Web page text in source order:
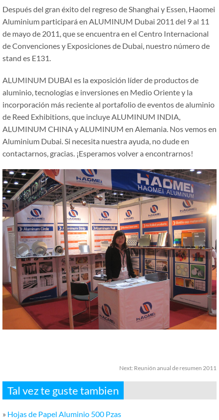
Después del gran éxito del regreso de Shanghai y Essen, Haomei
Aluminium participará en ALUMINUM Dubai 2011 del 9 al 11
de mayo de 2011, que se encuentra en el Centro Internacional
de Convenciones y Exposiciones de Dubai, nuestro número de
stand es E131.
ALUMINUM DUBAI es la exposición líder de productos de
aluminio, tecnologías e inversiones en Medio Oriente y la
incorporación más reciente al portafolio de eventos de aluminio
de Reed Exhibitions, que incluye ALUMINUM INDIA,
ALUMINUM CHINA y ALUMINUM en Alemania. Nos vemos en
Aluminium Dubai. Si necesita nuestra ayuda, no dude en
contactarnos, gracias. ¡Esperamos volver a encontrarnos!
Next: Reunión anual de resumen 2011
Tal vez te guste tambien
» Hojas de Papel Aluminio 500 Pzas